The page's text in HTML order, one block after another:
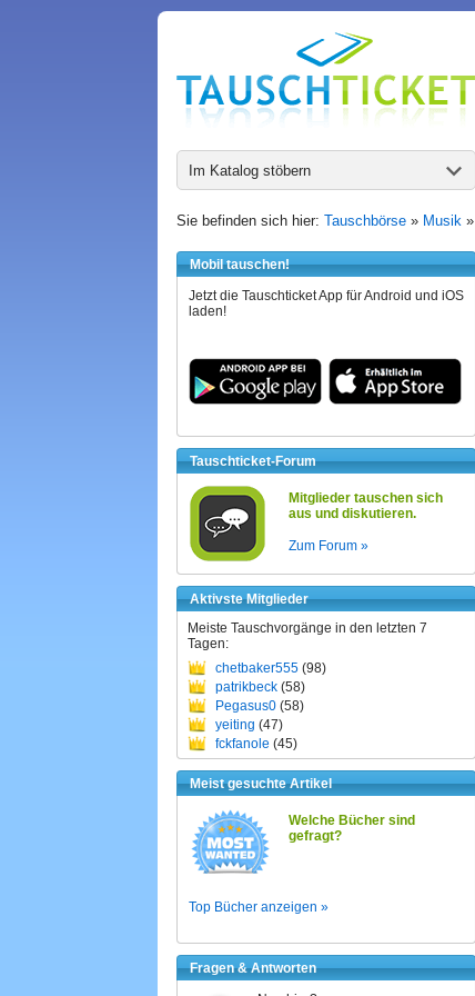
Im Katalog stöbern
Sie befinden sich hier: Tauschbörse » Musik »
Mobil tauschen!
Jetzt die Tauschticket App für Android und iOS
laden!
Tauschticket-Forum
Mitglieder tauschen sich
aus und diskutieren.
Zum Forum »
Aktivste Mitglieder
Meiste Tauschvorgänge in den letzten 7
Tagen:
chetbaker555 (98)
patrikbeck (58)
Pegasus0 (58)
yeiting (47)
fckfanole (45)
Meist gesuchte Artikel
Welche Bücher sind
gefragt?
Top Bücher anzeigen »
Fragen & Antworten